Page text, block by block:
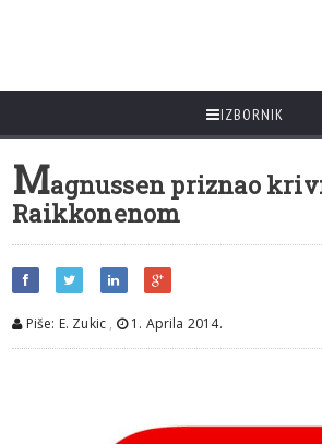
IZBORNIK
Magnussen priznao
Raikkonenom
Piše: E. Zukic , 1. Aprila 2014.